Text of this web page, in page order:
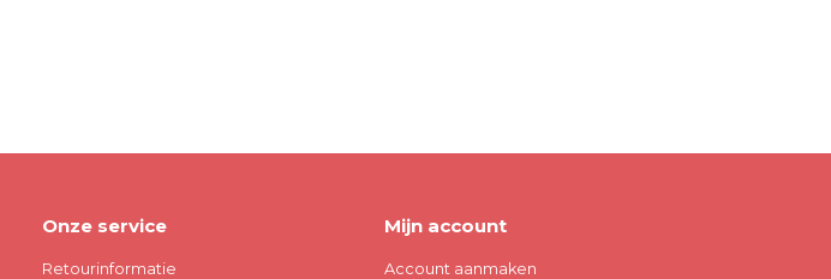
Onze service
Retourinformatie
Mijn account
Account aanmaken